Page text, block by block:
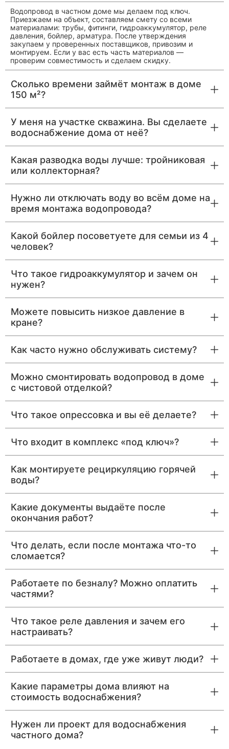
Водопровод в частном доме мы делаем под ключ.
Приезжаем на объект, составляем смету со всеми
материалами: трубы, фитинги, гидроаккумулятор, реле
давления, бойлер, арматура. После утверждения
закупаем у проверенных поставщиков, привозим и
монтируем. Если у вас есть часть материалов —
проверим совместимость и сделаем скидку.
Сколько времени займёт монтаж в доме
150 м²?
У меня на участке скважина. Вы сделаете
водоснабжение дома от неё?
Какая разводка воды лучше: тройниковая
или коллекторная?
Нужно ли отключать воду во всём доме на
время монтажа водопровода?
Какой бойлер посоветуете для семьи из 4
человек?
Что такое гидроаккумулятор и зачем он
нужен?
Можете повысить низкое давление в
кране?
Как часто нужно обслуживать систему?
Можно смонтировать водопровод в доме
с чистовой отделкой?
Что такое опрессовка и вы её делаете?
Что входит в комплекс «под ключ»?
Как монтируете рециркуляцию горячей
воды?
Какие документы выдаёте после
окончания работ?
Что делать, если после монтажа что-то
сломается?
Работаете по безналу? Можно оплатить
частями?
Что такое реле давления и зачем его
настраивать?
Работаете в домах, где уже живут люди?
Какие параметры дома влияют на
стоимость водоснабжения?
Нужен ли проект для водоснабжения
частного дома?